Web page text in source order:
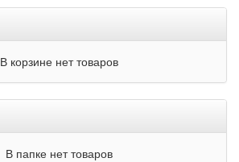
В корзине нет товаров
В папке нет товаров